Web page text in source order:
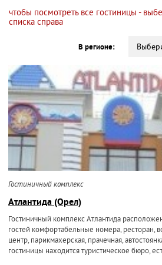
чтобы посмотреть все гостиницы -
списка справа
В регионе:
Гостиничный комплекс
Атлантида (Орел)
Гостиничный комплекс Атлантида
гостей комфортабельные номера, ресторан,
центр, парикмахерская, прачечная,
гостиницы находится туристическое бюро,